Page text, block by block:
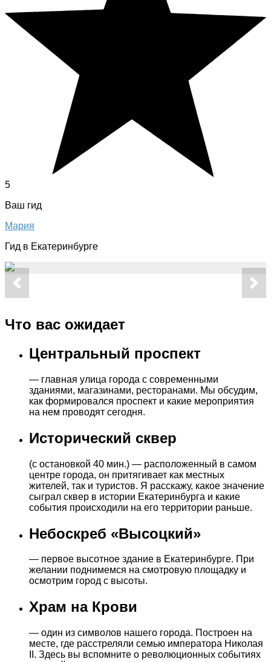
5
Ваш гид
Мария
Гид в Екатеринбурге
Что вас ожидает
Центральный проспект
— главная улица города c современными
зданиями, магазинами, ресторанами. Мы обсудим,
как формировался проспект и какие мероприятия
на нем проводят сегодня.
Исторический сквер
(с остановкой 40 мин.) — расположенный в самом
центре города, он притягивает как местных
жителей, так и туристов. Я расскажу, какое значение
сыграл сквер в истории Екатеринбурга и какие
события происходили на его территории раньше.
Небоскреб «Высоцкий»
— первое высотное здание в Екатеринбурге. При
желании поднимемся на смотровую площадку и
осмотрим город с высоты.
Храм на Крови
— один из символов нашего города. Построен на
месте, где расстреляли семью императора Николая
II. Здесь вы вспомните о революционных событиях